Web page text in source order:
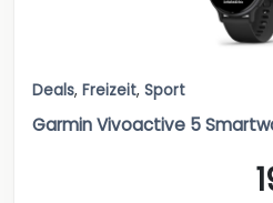
Deals, Freizeit, Sport
Garmin Vivoactive 5